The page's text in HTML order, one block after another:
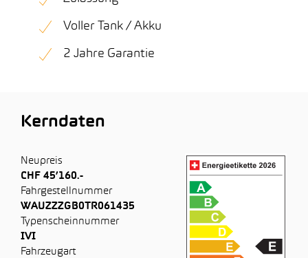
Voller Tank / Akku
2 Jahre Garantie
Kerndaten
Neupreis
CHF 45’160.-
Fahrgestellnummer
WAUZZZGB0TR061435
Typenscheinnummer
IVI
Fahrzeugart